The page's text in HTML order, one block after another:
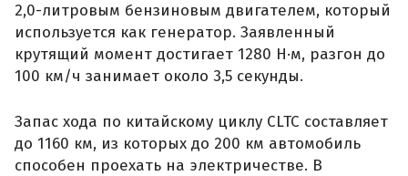
2,0-литровым бензиновым двигателем, который
используется как генератор. Заявленный
крутящий момент достигает 1280 Н·м, разгон до
100 км/ч занимает около 3,5 секунды.
Запас хода по китайскому циклу CLTC составляет
до 1160 км, из которых до 200 км автомобиль
способен проехать на электричестве. В